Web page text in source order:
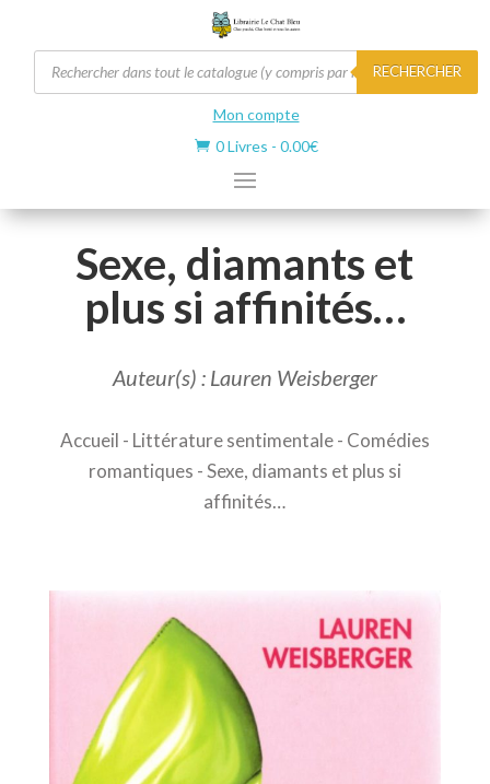
Recherche
de
produits
RECHERCHER
Mon compte
 0 Livres - 0.00€
Sexe, diamants et
plus si affinités…
Auteur(s) : Lauren Weisberger
Accueil - Littérature sentimentale- Comédies
romantiques - Sexe, diamants et plus si
affinités…